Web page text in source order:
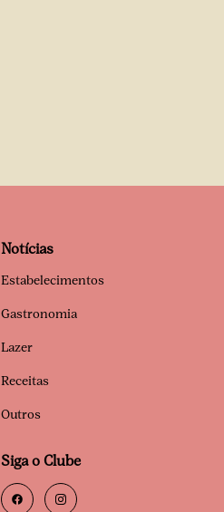
Notícias
Estabelecimentos
Gastronomia
Lazer
Receitas
Outros
Siga o Clube